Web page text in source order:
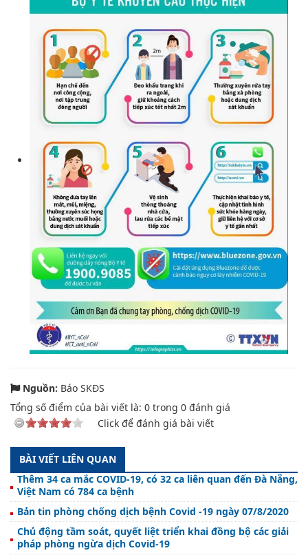
Nguồn: Báo SKĐS
Tổng số điểm của bài viết là: 0 trong 0 đánh giá
Click để đánh giá bài viết
BÀI VIẾT LIÊN QUAN
Thêm 34 ca mắc COVID-19, có 32 ca liên quan đến Đà Nẵng,
Việt Nam có 784 ca bệnh
Bản tin phòng chống dịch bệnh Covid -19 ngày 07/8/2020
Chủ động tầm soát, quyết liệt triển khai đồng bộ các giải
pháp phòng ngừa dịch Covid-19